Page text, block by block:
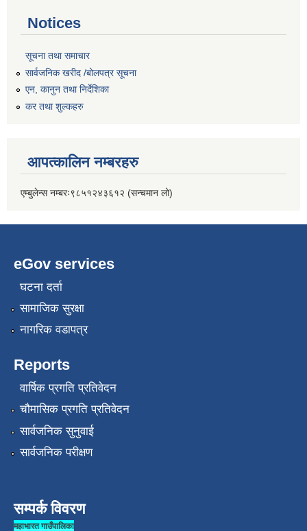
Notices
सूचना तथा समाचार
सार्वजनिक खरीद /बोलपत्र सूचना
एन, कानुन तथा निर्देशिका
कर तथा शुल्कहरु
आपत्कालिन नम्बरहरु
एम्बुलेन्स नम्बरः९८५१२४३६१२ (सन्चमान लो)
eGov services
घटना दर्ता
सामाजिक सुरक्षा
नागरिक वडापत्र
Reports
वार्षिक प्रगति प्रतिवेदन
चौमासिक प्रगति प्रतिवेदन
सार्वजनिक सुनुवाई
सार्वजनिक परीक्षण
सम्पर्क विवरण
महाभारत गाउँपालिका